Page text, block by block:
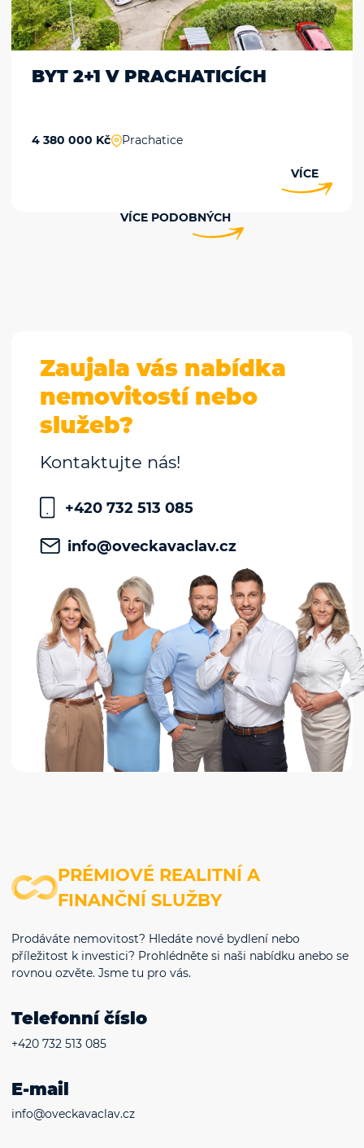
BYT 2+1 V PRACHATICÍCH
4 380 000 Kč Prachatice
VÍCE
VÍCE PODOBNÝCH
Zaujala vás nabídka
nemovitostí nebo
služeb?
Kontaktujte nás!
+420 732 513 085
info@oveckavaclav.cz
PRÉMIOVÉ REALITNÍ A
FINANČNÍ SLUŽBY
Prodáváte nemovitost? Hledáte nové bydlení nebo
příležitost k investici? Prohlédněte si naši nabídku anebo se
rovnou ozvěte. Jsme tu pro vás.
Telefonní číslo
+420 732 513 085
E-mail
info@oveckavaclav.cz